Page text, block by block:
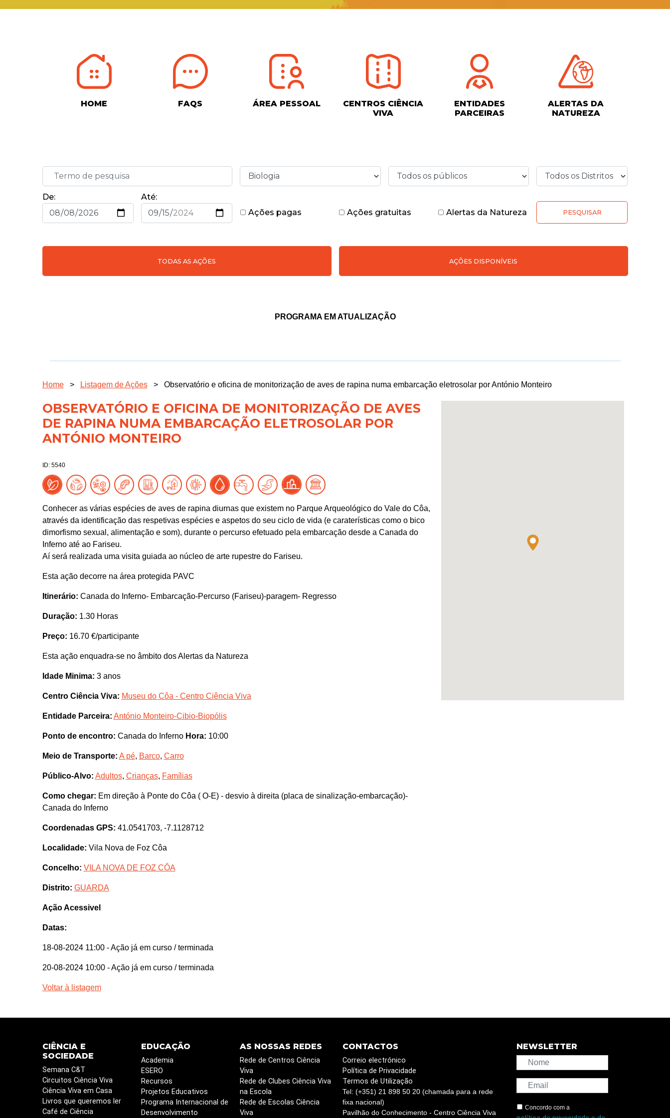
HOME FAQS ÁREA PESSOAL
CENTROS CIÊNCIA
VIVA
ENTIDADES
PARCEIRAS
ALERTAS DA
NATUREZA
De:
Até:
Ações pagas
Ações gratuitas Alertas da Natureza PESQUISAR
TODAS AS AÇÕES AÇÕES DISPONÍVEIS
PROGRAMA EM ATUALIZAÇÃO
Home > Listagem de Ações > Observatório e oficina de monitorização de aves de rapina numa embarcação eletrosolar por António Monteiro
OBSERVATÓRIO E OFICINA DE MONITORIZAÇÃO DE AVES
DE RAPINA NUMA EMBARCAÇÃO ELETROSOLAR POR
ANTÓNIO MONTEIRO
ID: 5540
Conhecer as várias espécies de aves de rapina diurnas que existem no Parque Arqueológico do Vale do Côa,
através da identificação das respetivas espécies e aspetos do seu ciclo de vida (e caraterísticas como o bico
dimorfismo sexual, alimentação e som), durante o percurso efetuado pela embarcação desde a Canada do
Inferno até ao Fariseu.
Aí será realizada uma visita guiada ao núcleo de arte rupestre do Fariseu.
Esta ação decorre na área protegida PAVC
Itinerário: Canada do Inferno- Embarcação-Percurso (Fariseu)-paragem- Regresso
Duração: 1.30 Horas
Preço: 16.70 €/participante
Esta ação enquadra-se no âmbito dos Alertas da Natureza
Idade Minima: 3 anos
Centro Ciência Viva: Museu do Côa - Centro Ciência Viva
Entidade Parceira: António Monteiro-Cibio-Biopólis
Ponto de encontro: Canada do Inferno Hora: 10:00
Meio de Transporte: A pé, Barco, Carro
Público-Alvo: Adultos, Crianças, Famílias
Como chegar: Em direção à Ponte do Côa ( O-E) - desvio à direita (placa de sinalização-embarcação)-
Canada do Inferno
Coordenadas GPS: 41.0541703, -7.1128712
Localidade: Vila Nova de Foz Côa
Concelho: VILA NOVA DE FOZ CÔA
Distrito: GUARDA
Ação Acessivel
Datas:
18-08-2024 11:00 - Ação já em curso / terminada
20-08-2024 10:00 - Ação já em curso / terminada
Voltar à listagem
CIÊNCIA E
SOCIEDADE
Semana C&T
Circuitos Ciência Viva
Ciência Viva em Casa
Livros que queremos ler
Café de Ciência
EDUCAÇÃO
Academia
ESERO
Recursos
Projetos Educativos
Programa Internacional de
Desenvolvimento
AS NOSSAS REDES
Rede de Centros Ciência
Viva
Rede de Clubes Ciência Viva
na Escola
Rede de Escolas Ciência
Viva
CONTACTOS
Correio electrónico
Política de Privacidade
Termos de Utilização
Tel: (+351) 21 898 50 20 (chamada para a rede
fixa nacional)
Pavilhão do Conhecimento - Centro Ciência Viva
NEWSLETTER
Concordo com a